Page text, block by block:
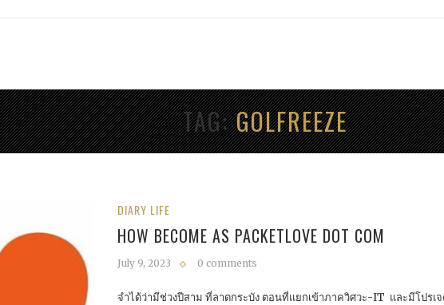
TAG GOLFREEZE
DIARY LIFE
HOW BECOME AS PACKETLOVE DOT COM
July 9, 2023 0 comments
จำได้ว่ามีช่วงปีสาม ที่ลาดกระบัง ตอนที่แยกเข้าภาควิศวะ-IT และมีโปร